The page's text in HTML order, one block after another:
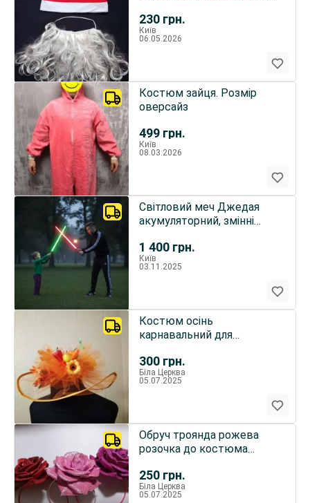
230 грн.
Київ
06.05.2026
499 грн.
Костюм зайця. Розмір
оверсайз
Київ
08.03.2026
1 400 грн.
Світловий меч Джедая
акумуляторний, змінні
рукоятка
Київ
03.11.2025
300 грн.
Костюм осінь
карнавальний для
Біла Церква
05.07.2025
250 грн.
Обруч троянда рожева
розочка до костюма
Біла Церква
05.07.2025